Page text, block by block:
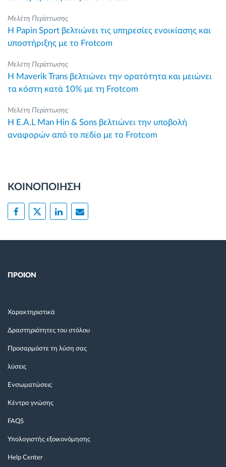
Μελέτη Περίπτωσης
Η Papin Sport βελτιώνει τις υπηρεσίες ενοικίασης και
υποστήριξης με το Frotcom
Μελέτη Περίπτωσης
Η Maverik Trans βελτιώνει την ορατότητα και μειώνει
τα κόστη κατά 10% με τη Frotcom
Μελέτη Περίπτωσης
Η E.A.L Man Hin & Sons βελτιώνει την υποβολή
αναφορών από το πεδίο με το Frotcom
ΚΟΙΝΟΠΟΙΗΣΗ
ΠΡΟΙΟΝ
Χαρακτηριστικά
Δραστηριότητες του στόλου
Προσαρμόστε τη λύση σας
λύσεις
Ενσωματώσεις
Κέντρο γνώσης
FAQS
Υπολογιστής εξοικονόμησης
Help Center